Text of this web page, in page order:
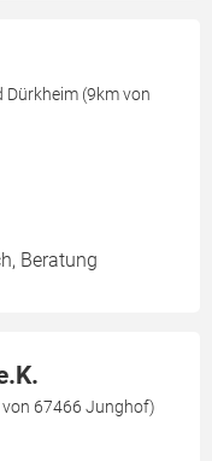
(9km von
Beratung
67466 Junghof)